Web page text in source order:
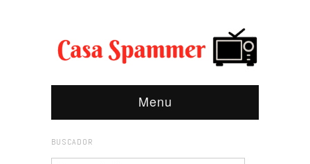
Menu
BUSCADOR